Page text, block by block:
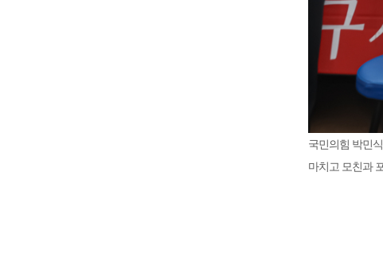
국민의힘 박민
마치고 모친과